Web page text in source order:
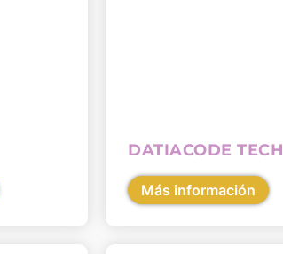
DATIACODE TECH
Más información